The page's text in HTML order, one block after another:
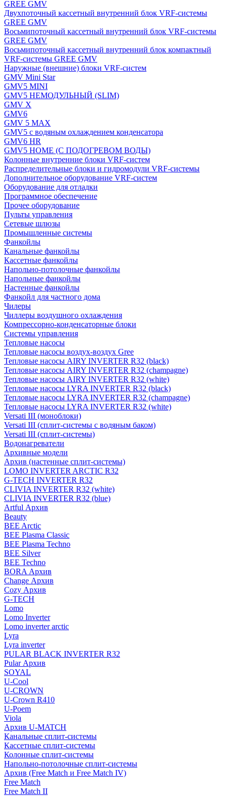
GREE GMV
Двухпоточный кассетный внутренний блок VRF-системы
GREE GMV
Восьмипоточный кассетный внутренний блок VRF-системы
GREE GMV
Восьмипоточный кассетный внутренний блок компактный
VRF-системы GREE GMV
Наружные (внешние) блоки VRF-систем
GMV Mini Star
GMV5 MINI
GMV5 НЕМОДУЛЬНЫЙ (SLIM)
GMV X
GMV6
GMV 5 MAX
GMV5 с водяным охлаждением конденсатора
GMV6 HR
GMV5 HOME (С ПОДОГРЕВОМ ВОДЫ)
Колонные внутренние блоки VRF-систем
Распределительные блоки и гидромодули VRF-системы
Дополнительное оборудование VRF-систем
Оборудование для отладки
Программное обеспечение
Прочее оборудование
Пульты управления
Сетевые шлюзы
Промышленные системы
Фанкойлы
Канальные фанкойлы
Кассетные фанкойлы
Напольно-потолочные фанкойлы
Напольные фанкойлы
Настенные фанкойлы
Фанкойл для частного дома
Чилеры
Чиллеры воздушного охлаждения
Компрессорно-конденсаторные блоки
Системы управления
Тепловые насосы
Тепловые насосы воздух-воздух Gree
Тепловые насосы AIRY INVERTER R32 (black)
Тепловые насосы AIRY INVERTER R32 (champagne)
Тепловые насосы AIRY INVERTER R32 (white)
Тепловые насосы LYRA INVERTER R32 (black)
Тепловые насосы LYRA INVERTER R32 (champagne)
Тепловые насосы LYRA INVERTER R32 (white)
Versati III (моноблоки)
Versati III (сплит-системы с водяным баком)
Versati III (сплит-системы)
Водонагреватели
Архивные модели
Архив (настенные сплит-системы)
LOMO INVERTER ARCTIC R32
G-TECH INVERTER R32
CLIVIA INVERTER R32 (white)
CLIVIA INVERTER R32 (blue)
Artful Архив
Beauty
BEE Arctic
BEE Plasma Classic
BEE Plasma Techno
BEE Silver
BEE Techno
BORA Архив
Change Архив
Cozy Архив
G-TECH
Lomo
Lomo Inverter
Lomo inverter arctic
Lyra
Lyra inverter
PULAR BLACK INVERTER R32
Pular Архив
SOYAL
U-Cool
U-CROWN
U-Crown R410
U-Poem
Viola
Архив U-MATCH
Канальные сплит-системы
Кассетные сплит-системы
Колонные сплит-системы
Напольно-потолочные сплит-системы
Архив (Free Match и Free Match IV)
Free Match
Free Match II